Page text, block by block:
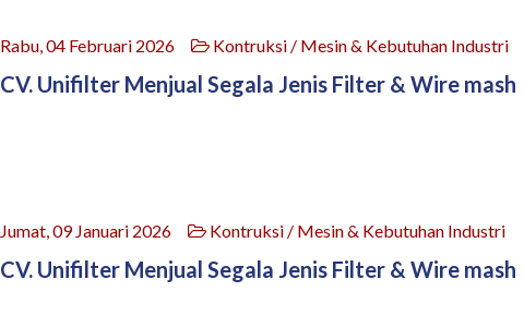
Rabu, 04 Februari 2026 Kontruksi / Mesin & Kebutuhan Industri
CV. Unifilter Menjual Segala Jenis Filter & Wire mash
Jumat, 09 Januari 2026 Kontruksi / Mesin & Kebutuhan Industri
CV. Unifilter Menjual Segala Jenis Filter & Wire mash